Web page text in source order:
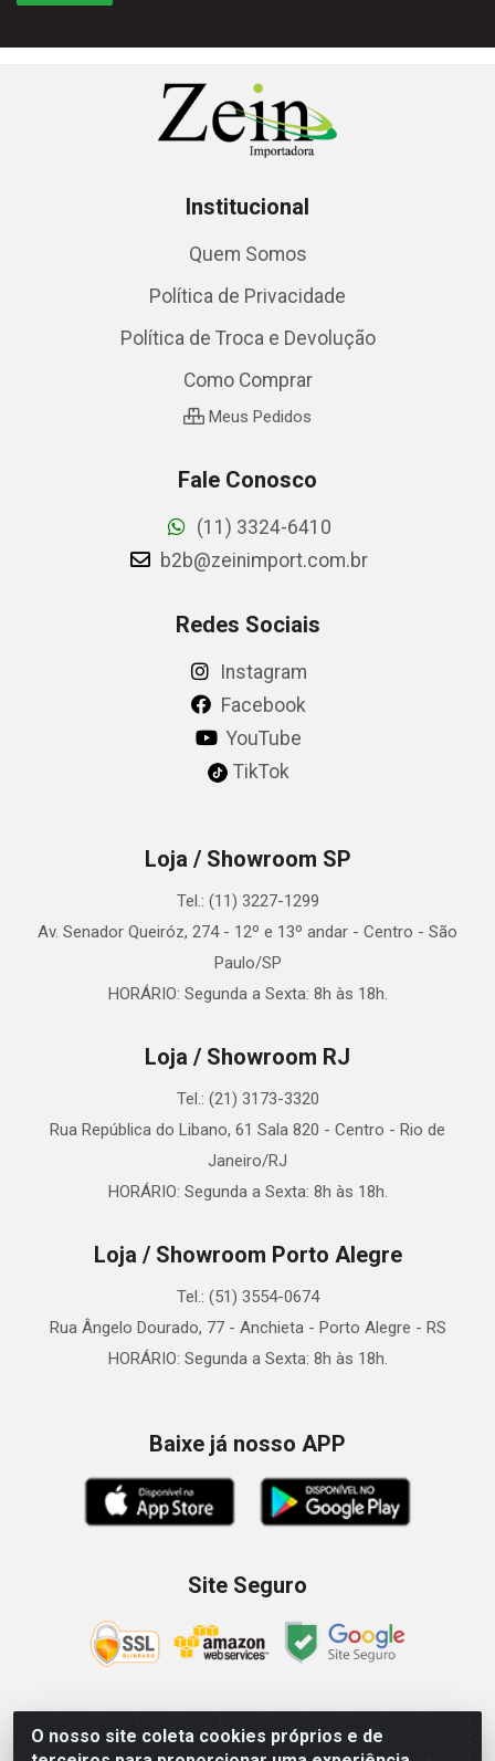
O nosso site coleta cookies próprios e de
Institucional
Quem Somos
Política de Privacidade
Política de Troca e Devolução
Como Comprar
Meus Pedidos
Fale Conosco
(11) 3324-6410
b2b@zeinimport.com.br
Redes Sociais
Instagram
Facebook
YouTube
TikTok
Loja / Showroom SP
Tel.: (11) 3227-1299
Av. Senador Queiróz, 274 - 12º e 13º andar - Centro - São
Paulo/SP
HORÁRIO: Segunda a Sexta: 8h às 18h.
Loja / Showroom RJ
Tel.: (21) 3173-3320
Rua República do Libano, 61 Sala 820 - Centro - Rio de
Janeiro/RJ
HORÁRIO: Segunda a Sexta: 8h às 18h.
Loja / Showroom Porto Alegre
Tel.: (51) 3554-0674
Rua Ângelo Dourado, 77 - Anchieta - Porto Alegre - RS
HORÁRIO: Segunda a Sexta: 8h às 18h.
Baixe já nosso APP
Site Seguro
Zein Importação e Comércio LTDA - Av. Senador Queiróz, 274